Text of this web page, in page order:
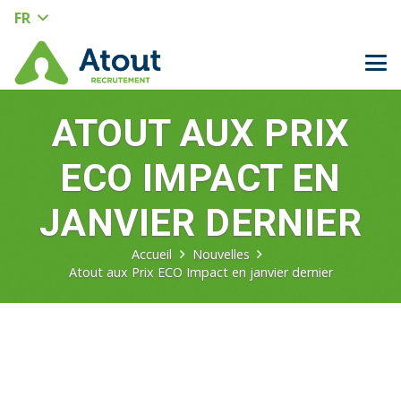
FR
ATOUT AUX PRIX
ECO IMPACT EN
JANVIER DERNIER
Accueil
Nouvelles
Atout aux Prix ECO Impact en janvier dernier